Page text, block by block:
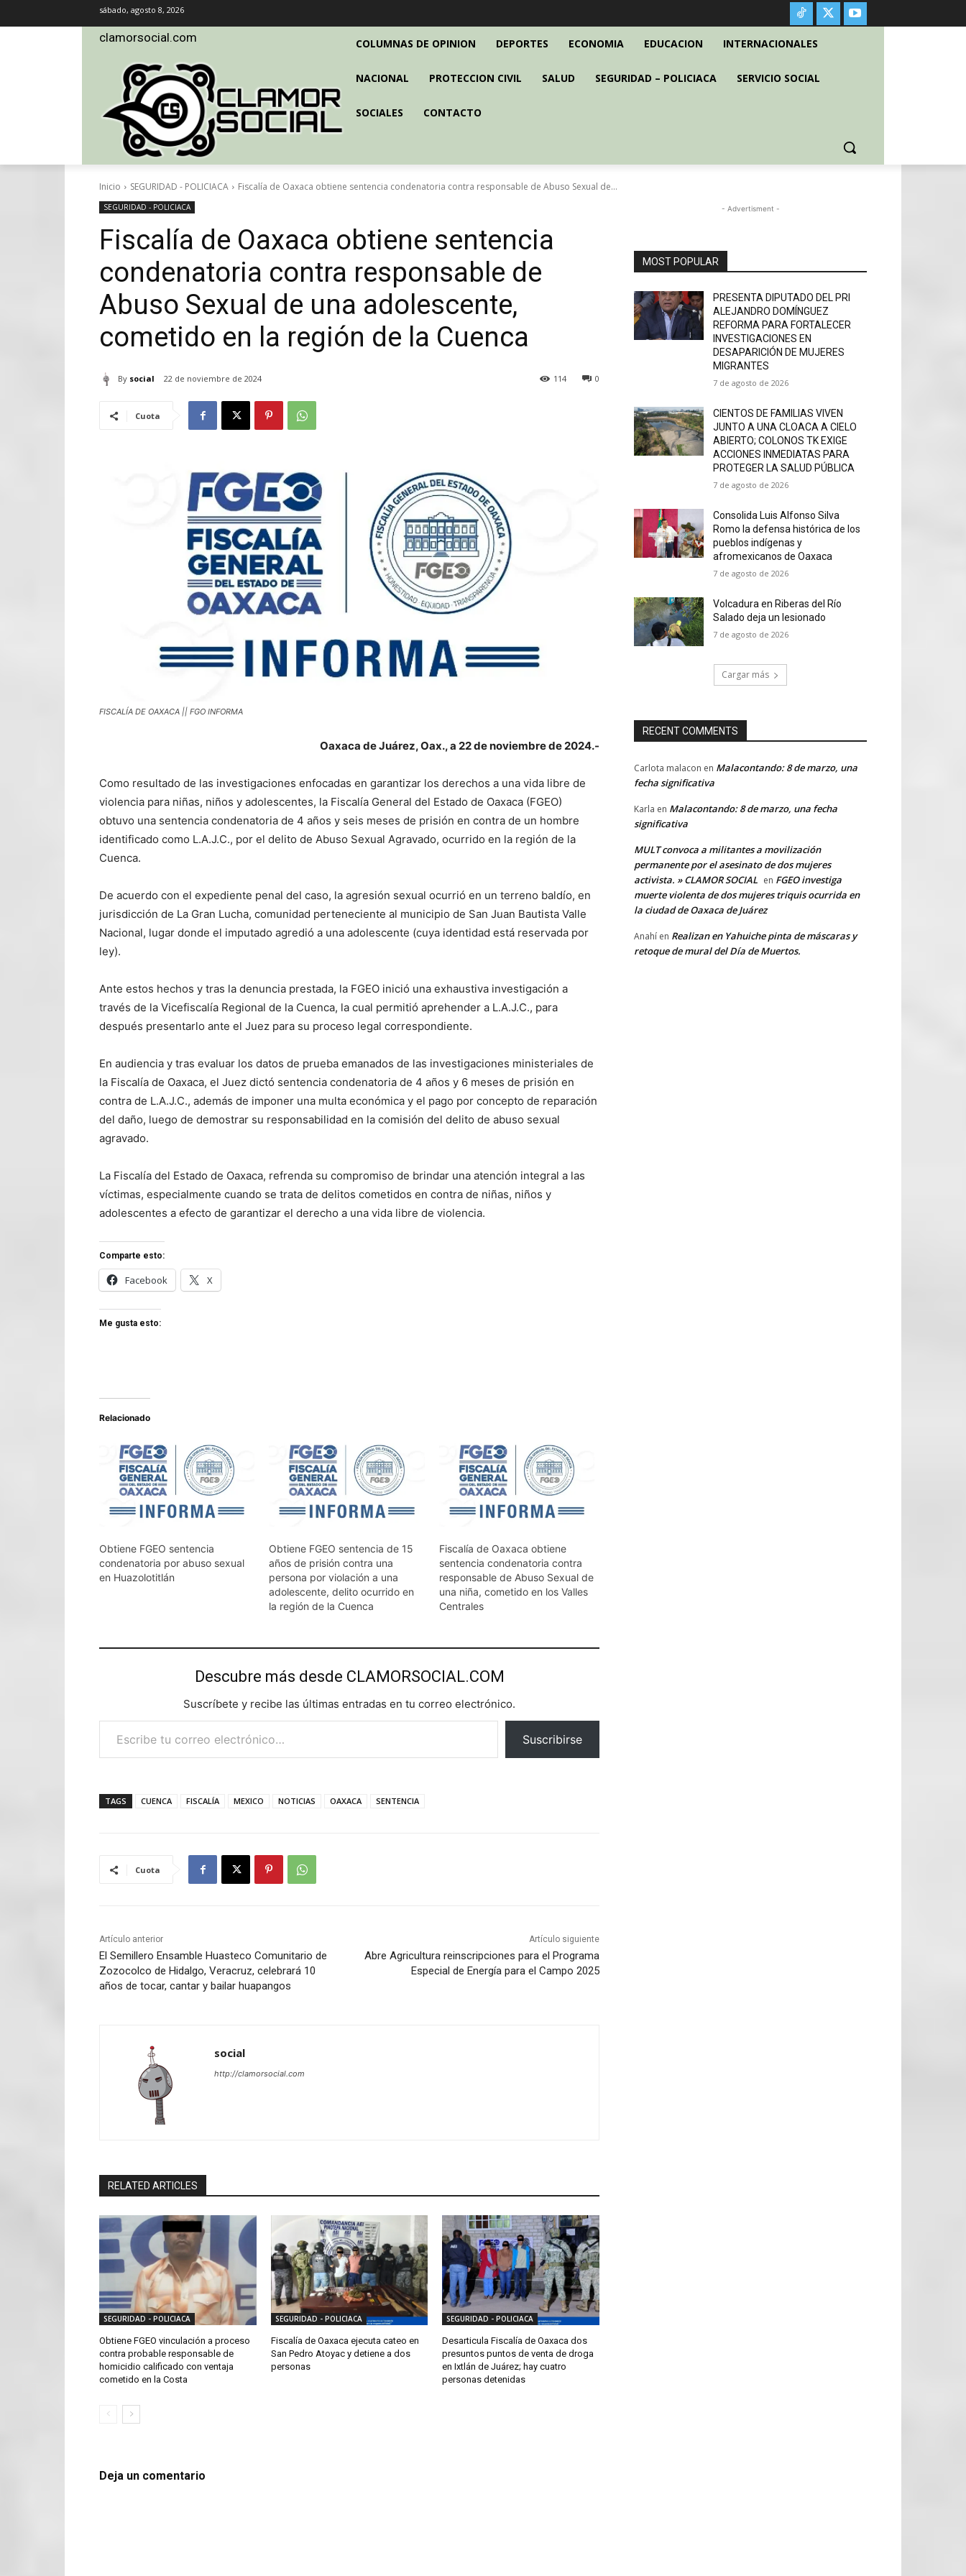
sábado, agosto 8, 2026
clamorsocial.com COLUMNAS DE OPINION DEPORTES ECONOMIA EDUCACION INTERNACIONALES
NACIONAL PROTECCION CIVIL SALUD SEGURIDAD – POLICIACA SERVICIO SOCIAL
SOCIALES CONTACTO
Inicio SEGURIDAD - POLICIACA Fiscalía de Oaxaca obtiene sentencia condenatoria contra responsable de Abuso Sexual de...
SEGURIDAD - POLICIACA
Fiscalía de Oaxaca obtiene sentencia
condenatoria contra responsable de
Abuso Sexual de una adolescente,
cometido en la región de la Cuenca
By social 22 de noviembre de 2024 0
114
Cuota
FISCALÍA DE OAXACA || FGO INFORMA
Oaxaca de Juárez, Oax., a 22 de noviembre de 2024.-
Como resultado de las investigaciones enfocadas en garantizar los derechos a una vida libre de
violencia para niñas, niños y adolescentes, la Fiscalía General del Estado de Oaxaca (FGEO)
obtuvo una sentencia condenatoria de 4 años y seis meses de prisión en contra de un hombre
identificado como L.A.J.C., por el delito de Abuso Sexual Agravado, ocurrido en la región de la
Cuenca.
De acuerdo con el expediente penal del caso, la agresión sexual ocurrió en un terreno baldío, en
jurisdicción de La Gran Lucha, comunidad perteneciente al municipio de San Juan Bautista Valle
Nacional, lugar donde el imputado agredió a una adolescente (cuya identidad está reservada por
ley).
Ante estos hechos y tras la denuncia prestada, la FGEO inició una exhaustiva investigación a
través de la Vicefiscalía Regional de la Cuenca, la cual permitió aprehender a L.A.J.C., para
después presentarlo ante el Juez para su proceso legal correspondiente.
En audiencia y tras evaluar los datos de prueba emanados de las investigaciones ministeriales de
la Fiscalía de Oaxaca, el Juez dictó sentencia condenatoria de 4 años y 6 meses de prisión en
contra de L.A.J.C., además de imponer una multa económica y el pago por concepto de reparación
del daño, luego de demostrar su responsabilidad en la comisión del delito de abuso sexual
agravado.
La Fiscalía del Estado de Oaxaca, refrenda su compromiso de brindar una atención integral a las
víctimas, especialmente cuando se trata de delitos cometidos en contra de niñas, niños y
adolescentes a efecto de garantizar el derecho a una vida libre de violencia.
Comparte esto:
Facebook X
Me gusta esto:
Relacionado
Obtiene FGEO sentencia
condenatoria por abuso sexual
en Huazolotitlán
Obtiene FGEO sentencia de 15
años de prisión contra una
persona por violación a una
adolescente, delito ocurrido en
la región de la Cuenca
Fiscalía de Oaxaca obtiene
sentencia condenatoria contra
responsable de Abuso Sexual de
una niña, cometido en los Valles
Centrales
Descubre más desde CLAMORSOCIAL.COM
Suscríbete y recibe las últimas entradas en tu correo electrónico.
Escribe tu correo electrónico…
Suscribirse
TAGS CUENCA FISCALÍA MEXICO NOTICIAS OAXACA SENTENCIA
Cuota
Artículo anterior
El Semillero Ensamble Huasteco Comunitario de
Zozocolco de Hidalgo, Veracruz, celebrará 10
años de tocar, cantar y bailar huapangos
Artículo siguiente
Abre Agricultura reinscripciones para el Programa
Especial de Energía para el Campo 2025
social
http://clamorsocial.com
RELATED ARTICLES
SEGURIDAD - POLICIACA
Obtiene FGEO vinculación a proceso
contra probable responsable de
homicidio calificado con ventaja
cometido en la Costa
SEGURIDAD - POLICIACA
Fiscalía de Oaxaca ejecuta cateo en
San Pedro Atoyac y detiene a dos
personas
SEGURIDAD - POLICIACA
Desarticula Fiscalía de Oaxaca dos
presuntos puntos de venta de droga
en Ixtlán de Juárez; hay cuatro
personas detenidas
Deja un comentario
- Advertisment -
MOST POPULAR
PRESENTA DIPUTADO DEL PRI
ALEJANDRO DOMÍNGUEZ
REFORMA PARA FORTALECER
INVESTIGACIONES EN
DESAPARICIÓN DE MUJERES
MIGRANTES
7 de agosto de 2026
CIENTOS DE FAMILIAS VIVEN
JUNTO A UNA CLOACA A CIELO
ABIERTO; COLONOS TK EXIGE
ACCIONES INMEDIATAS PARA
PROTEGER LA SALUD PÚBLICA
7 de agosto de 2026
Consolida Luis Alfonso Silva
Romo la defensa histórica de los
pueblos indígenas y
afromexicanos de Oaxaca
7 de agosto de 2026
Volcadura en Riberas del Río
Salado deja un lesionado
7 de agosto de 2026
Cargar más
RECENT COMMENTS
Carlota malacon en Malacontando: 8 de marzo, una
fecha significativa
Karla en Malacontando: 8 de marzo, una fecha
significativa
MULT convoca a militantes a movilización
permanente por el asesinato de dos mujeres
activista. » CLAMOR SOCIAL en FGEO investiga
muerte violenta de dos mujeres triquis ocurrida en
la ciudad de Oaxaca de Juárez
Anahí en Realizan en Yahuiche pinta de máscaras y
retoque de mural del Día de Muertos.